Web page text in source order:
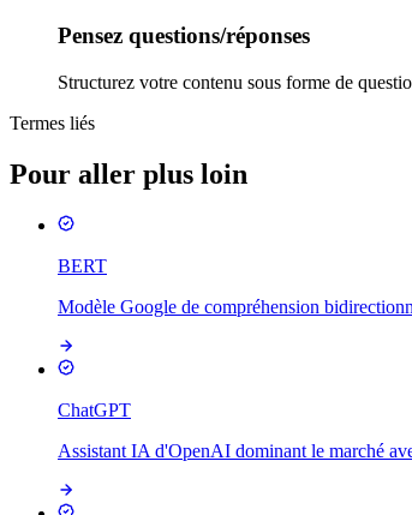
Pensez questions/réponses
Structurez votre contenu sous forme de
Termes liés
Pour aller plus loin
BERT
Modèle Google de compréhension
ChatGPT
Assistant IA d'OpenAI dominant le marché